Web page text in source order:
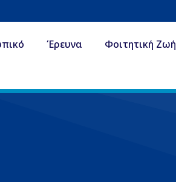
Έρευνα
Φοιτητική Ζωή